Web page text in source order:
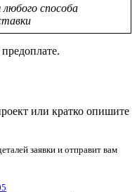
любого способа
или кратко опишите
заявки и отправит вам